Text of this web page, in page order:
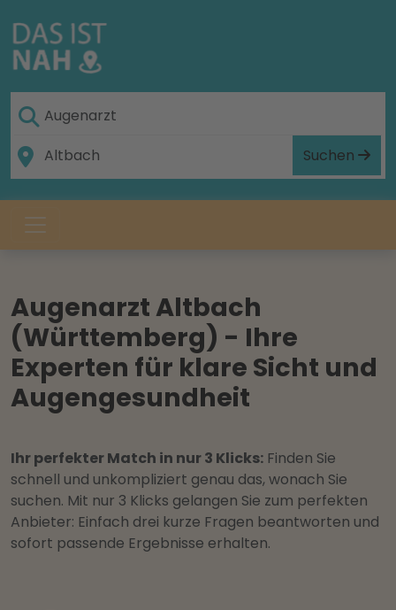
Suchen
Augenarzt Altbach
(Württemberg) - Ihre
Experten für klare Sicht und
Augengesundheit
Ihr perfekter Match in nur 3 Klicks: Finden Sie
schnell und unkompliziert genau das, wonach Sie
suchen. Mit nur 3 Klicks gelangen Sie zum perfekten
Anbieter: Einfach drei kurze Fragen beantworten und
sofort passende Ergebnisse erhalten.